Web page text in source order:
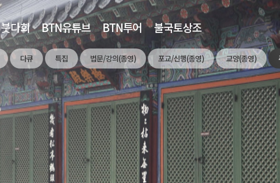
붓다회 BTN유튜브 BTN투어 불국토상조
다큐 특집 법문/강의(종영) 포교/신행(종영) 교양(종영)